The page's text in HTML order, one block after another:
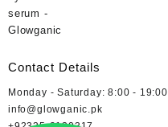
Contact Details
Monday - Saturday: 8:00 - 19:00
info@glowganic.pk